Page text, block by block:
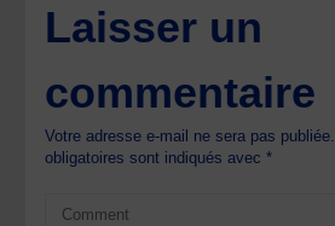
Laisser un
commentaire
Votre adresse e-mail ne sera pas publiée.
obligatoires sont indiqués avec*